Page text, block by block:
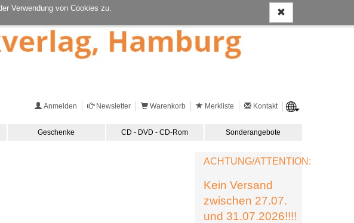
Verwendung von Cookies zu.
Anmelden Newsletter Warenkorb Merkliste Kontakt
Geschenke CD - DVD - CD-Rom Sonderangebote
ACHTUNG/ATTENTION:
Kein Versand
zwischen 27.07.
und 31.07.2026!!!!